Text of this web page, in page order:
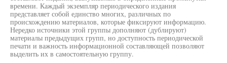
времени. Каждый экземпляр периодического издания
представляет собой единство многих, различных по
происхождению материалов, которые фиксируют информацию.
Нередко источники этой группы дополняют (дублируют)
материалы предыдущих групп, но доступность периодической
печати и важность информационной составляющей позволяют
выделить их в самостоятельную группу.